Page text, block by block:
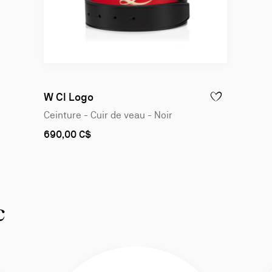
W Cl Logo AJOUTER À LA
Ceinture - Cuir de veau - Noir
As
690,00 C$